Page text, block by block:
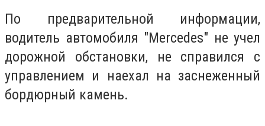
По предварительной информации,
водитель автомобиля "Mercedes" не учел
дорожной обстановки, не справился с
управлением и наехал на заснеженный
бордюрный камень.